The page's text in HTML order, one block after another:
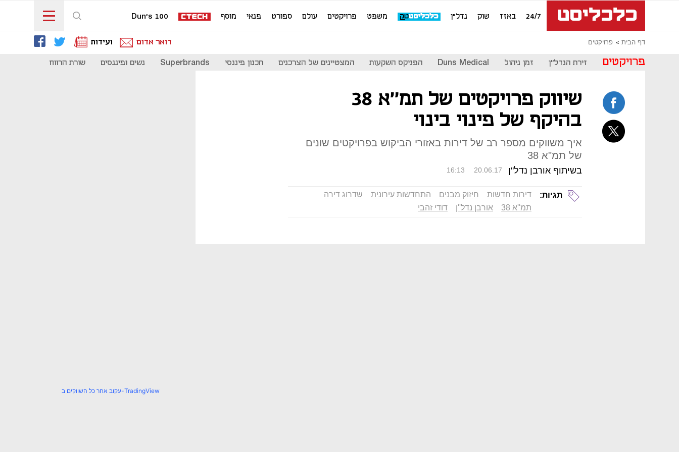
24/7 באזז שוק נדל"ן משפט פרויקטים עולם ספורט פנאי מוסף Dun's 100
דף הבית פרויקטים דואר אדום ועידות
פרויקטים זירת הנדל"ן זמן ניהול Duns Medical הפניקס השקעות המצטיינים של הצרכנים תכנון פיננסי Superbrands נשים ופיננסים שורת הרווח
שיווק פרויקטים של תמ''א 38
בהיקף של פינוי בינוי
איך משווקים מספר רב של דירות באזורי הביקוש בפרויקטים שונים
של תמ"א 38
בשיתוף אורבן נדל''ן 16:13 20.06.17
תגיות: דירות חדשות חיזוק מבנים התחדשות עירונית
שדרוג דירה
תמ''א 38
אורבן נדל''ן דודי זהבי
עקוב אחר כל השווקים ב-TradingView